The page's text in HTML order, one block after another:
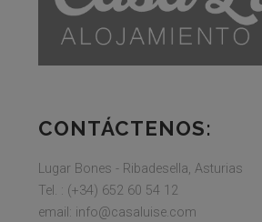
CONTÁCTENOS:
Lugar Bones - Ribadesella, Asturias
Tel. : (+34) 652 60 54 12
email: info@casaluise.com